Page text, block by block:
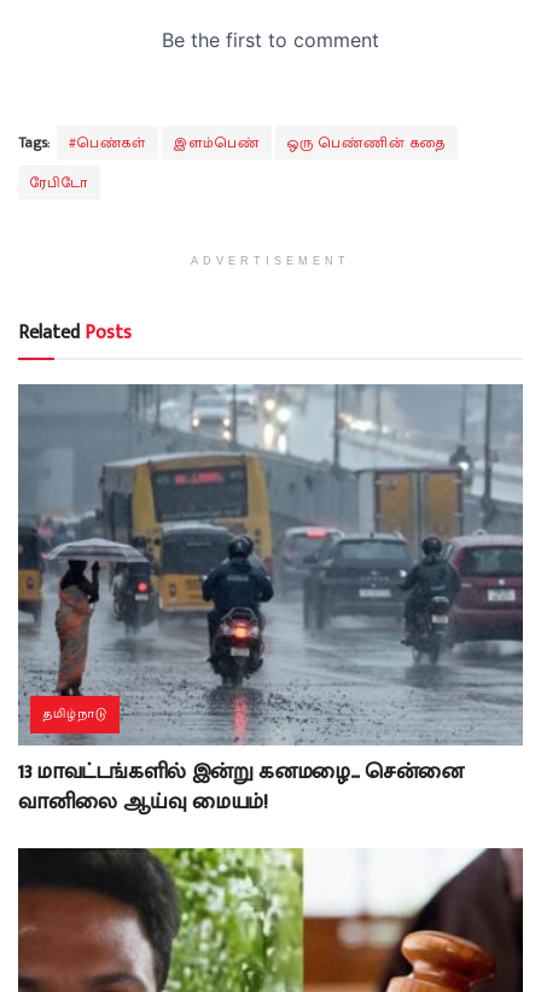
Tags: #பெண்கள் இளம்பெண்
ஒரு பெண்ணின் கதை
ரேபிடோ
ADVERTISEMENT
RelatedPosts
தமிழ்நாடு
13 மாவட்டங்களில் இன்று கனமழை… சென்னை
வானிலை ஆய்வு மையம்!